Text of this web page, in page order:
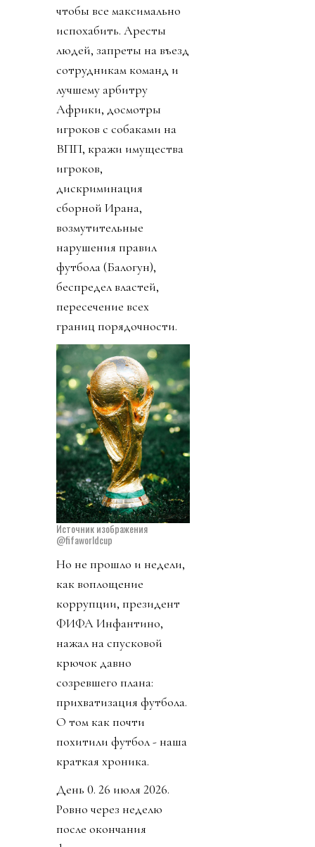
чтобы все максимально
испохабить. Аресты
людей, запреты на въезд
сотрудникам команд и
лучшему арбитру
Африки, досмотры
игроков с собаками на
ВПП, кражи имущества
игроков,
дискриминация
сборной Ирана,
возмутительные
нарушения правил
футбола (Балогун),
беспредел властей,
пересечение всех
границ порядочности.
Источник изображения
@fifaworldcup
Но не прошло и недели,
как воплощение
коррупции, президент
ФИФА Инфантино,
нажал на спусковой
крючок давно
созревшего плана:
прихватизация футбола.
О том как почти
похитили футбол - наша
краткая хроника.
День 0. 26 июля 2026.
Ровно через неделю
после окончания